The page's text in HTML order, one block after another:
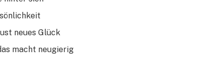
neues Glück
macht neugierig